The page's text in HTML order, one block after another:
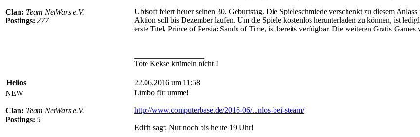
Clan: Team NetWars e.V.
Postings: 277
Ubisoft feiert heuer seinen 30. Geburtstag. Die Spieleschmiede verschenkt zu diesem
Aktion soll bis Dezember laufen. Um die Spiele kostenlos herunterladen zu können, ist
erste Titel, Prince of Persia: Sands of Time, ist bereits verfügbar. Die weiteren Gratis-
Tote Kekse krümeln nicht !
Helios 22.06.2016 um 11:58
NEW
Clan: Team NetWars e.V.
Postings: 5
Limbo für umme!
http://www.computerbase.de/2016-06/...nlos-bei-steam/
Edith sagt: Nur noch bis heute 19 Uhr!